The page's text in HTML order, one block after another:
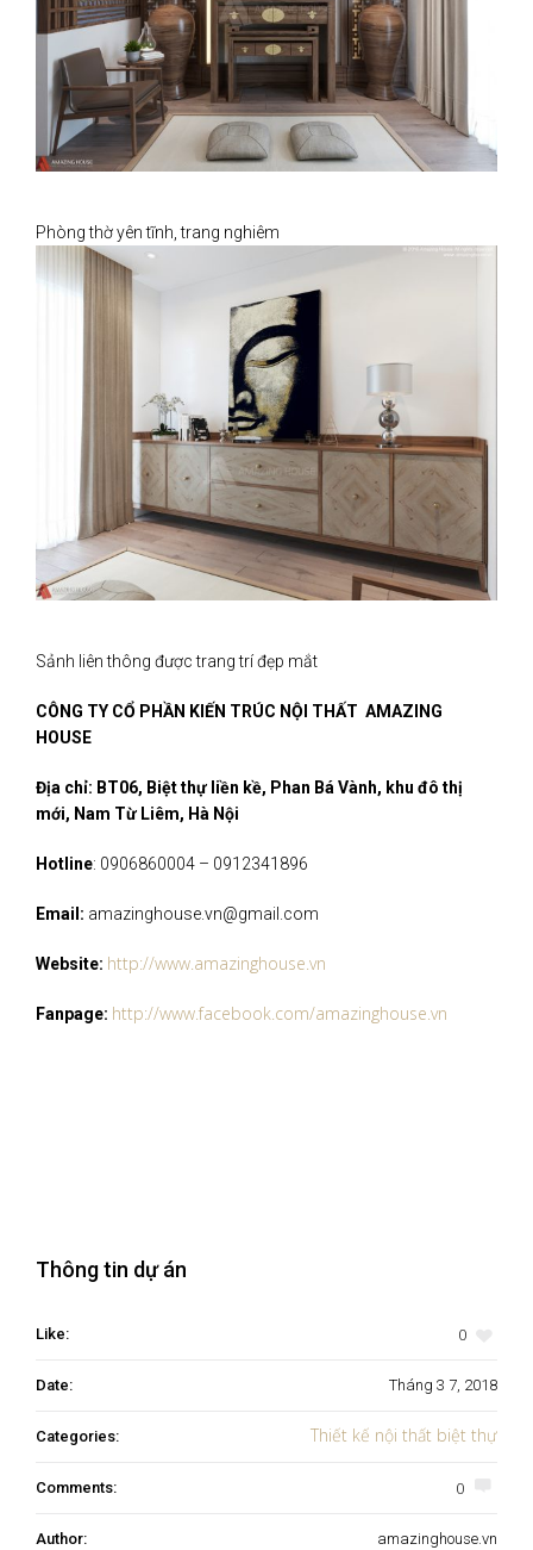
Phòng thờ yên tĩnh, trang nghiêm
Sảnh liên thông được trang trí đẹp mắt
CÔNG TY CỔ PHẦN KIẾN TRÚC NỘI THẤT AMAZING
HOUSE
Địa chỉ: BT06, Biệt thự liền kề, Phan Bá Vành, khu đô thị
mới, Nam Từ Liêm, Hà Nội
Hotline: 0906860004 – 0912341896
Email: amazinghouse.vn@gmail.com
Website: http://www.amazinghouse.vn
Fanpage: http://www.facebook.com/amazinghouse.vn
Thông tin dự án
Like: 0
Date: Tháng 3 7, 2018
Categories: Thiết kế nội thất biệt thự
Comments: 0
Author: amazinghouse.vn